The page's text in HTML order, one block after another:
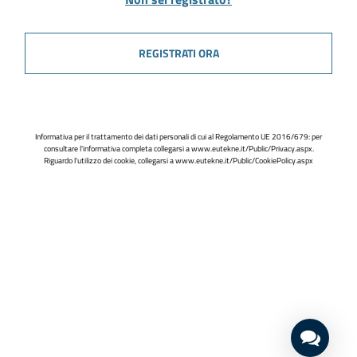
REGISTRATI ORA
Informativa per il trattamento dei dati personali di cui al Regolamento UE 2016/679: per
consultare l'informativa completa collegarsi awww.eutekne.it/Public/Privacy.aspx.
Riguardo l'utilizzo dei cookie, collegarsi awww.eutekne.it/Public/CookiePolicy.aspx